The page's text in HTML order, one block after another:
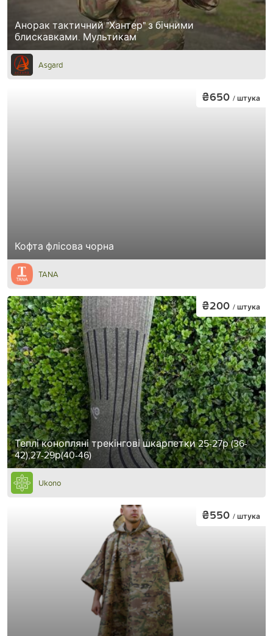
Анорак тактичний "Хантер" з бічними
блискавками. Мультикам
Asgard
Кофта флісова чорна
₴650 / штука
TANA
Теплі конопляні трекінгові шкарпетки 25-27р (36-
42),27-29р(40-46)
₴200 / штука
Ukono
₴550 / штука